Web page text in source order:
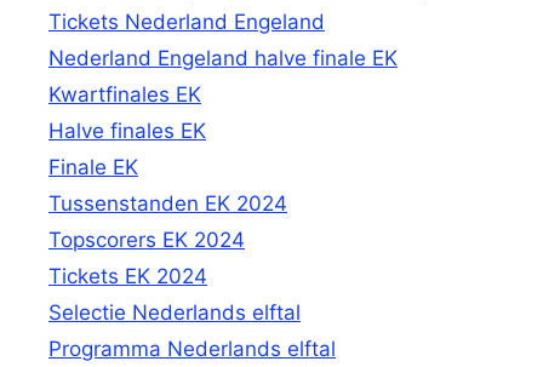
Tickets Nederland Engeland
Nederland Engeland halve finale EK
Kwartfinales EK
Halve finales EK
Finale EK
Tussenstanden EK 2024
Topscorers EK 2024
Tickets EK 2024
Selectie Nederlands elftal
Programma Nederlands elftal